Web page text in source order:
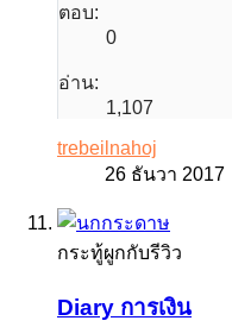
ตอบ:
0
อ่าน:
1,107
trebeilnahoj
26 ธันวา 2017
กระทู้ผูกกับรีวิว
Diary การเงิน